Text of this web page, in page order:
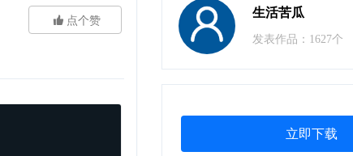
 点个赞
生活苦瓜
发表作品：1627个
立即下载